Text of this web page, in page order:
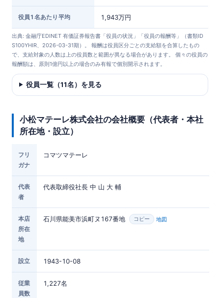
役員1名あたり平均 1,943万円
出典: 金融庁EDINET 有価証券報告書「役員の状況」「役員の報酬等」（書類ID
S100YHIR、2026-03-31期）。 報酬は役員区分ごとの支給額を合算したもの
で、支給対象の人数は上の役員数と範囲が異なる場合があります。 個々の役員の
報酬額は、原則1億円以上の場合のみ有報で個別開示されます。
役員一覧（11名）を見る
小松マテーレ株式会社の会社概要（代表者・本社
所在地・設立）
フリ
ガナ
コマツマテーレ
代表
者
代表取締役社長 中 山 大 輔
本店
所在
地
石川県能美市浜町ヌ167番地 コピー 地図
設立 1943-10-08
従業
員数
1,227名